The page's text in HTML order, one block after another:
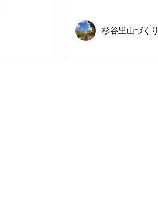
杉谷里山づくり